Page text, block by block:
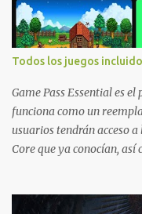
hacer compras en Xbox .
de promociones desde
actualizaciones regulares
- Argentina Ofertas -
Ofertas - Estados Unidos
Xbox One también aplican
Todos los juegos
Game Pass Essential es
funciona como un
usuarios tendrán acceso
Core que ya conocían,
que están en Xbox y PC,